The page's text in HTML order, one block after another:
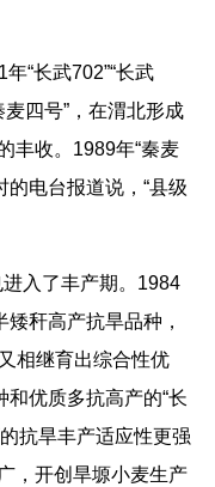
“长武702”“长武
四号”，在渭北形成
丰收。1989年“秦麦
的电台报道说，“县级
入了丰产期。1984
矮秆高产抗旱品种，
相继育出综合性优
和优质多抗高产的“长
抗旱丰产适应性更强
，开创旱塬小麦生产